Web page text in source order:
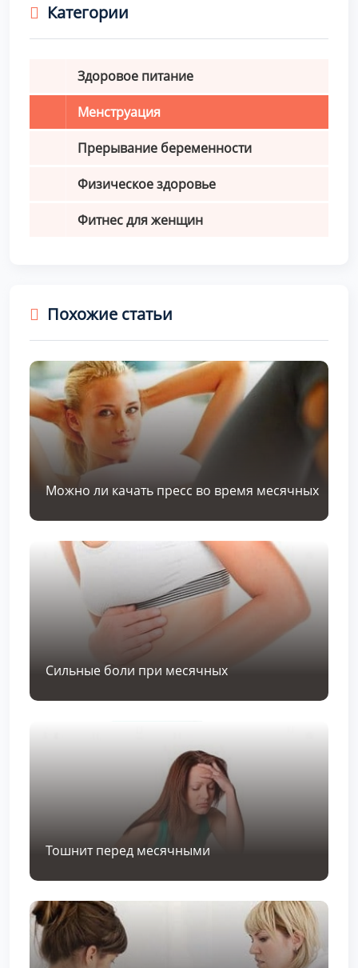
Категории
Здоровое питание
Менструация
Прерывание беременности
Физическое здоровье
Фитнес для женщин
Похожие статьи
Можно ли качать пресс во время месячных
Сильные боли при месячных
Тошнит перед месячными